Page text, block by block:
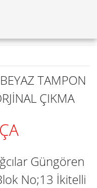
TAMPON
ÇIKMA
Güngören
No;13 İkitelli